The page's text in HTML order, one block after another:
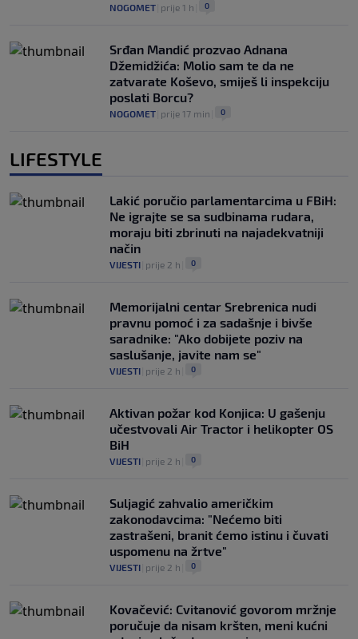
NOGOMET prije 1 h 0
Srđan Mandić prozvao Adnana
Džemidžića: Molio sam te da ne
zatvarate Koševo, smiješ li inspekciju
poslati Borcu?
NOGOMET prije 17 min 0
LIFESTYLE
Lakić poručio parlamentarcima u FBiH:
Ne igrajte se sa sudbinama rudara,
moraju biti zbrinuti na najadekvatniji
način
VIJESTI prije 2 h 0
Memorijalni centar Srebrenica nudi
pravnu pomoć i za sadašnje i bivše
saradnike: "Ako dobijete poziv na
saslušanje, javite nam se"
VIJESTI prije 2 h 0
Aktivan požar kod Konjica: U gašenju
učestvovali Air Tractor i helikopter OS
BiH
VIJESTI prije 2 h 0
Suljagić zahvalio američkim
zakonodavcima: "Nećemo biti
zastrašeni, branit ćemo istinu i čuvati
uspomenu na žrtve"
VIJESTI prije 2 h 0
Kovačević: Cvitanović govorom mržnje
poručuje da nisam kršten, meni kućni